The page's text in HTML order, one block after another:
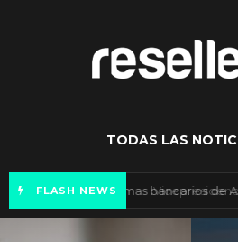
TODAS LAS
FLASH NEWS Autenticación